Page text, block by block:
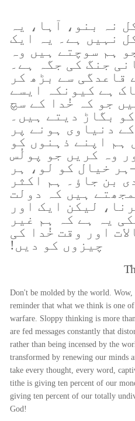
نہ بنو، آہا، یہ
نہیں ہے۔ یہ ایک
ہم سوچتے ہیں وہ
جنگ کی جگہ ہے۔
قاعدگی سے بڑھ کر
ہے کیونکہ ایسے
جو کہ خُدا کے سچ
بگاڑ دیتے ہیں۔
دنیاوی ہونے پر
ہم اپنے ذہنوں کو
وہ کریں جو پولُس
خیال کو لو، ہر
بن جاؤ۔ ہم اکثر
ہیں کہ دولت
لیکن ایک اور
یہ ہے کہ ہم غیر
اور وقت خُدا کی
چیزوں کو دیں!
Don't be molded by the world.
reminder that what we think is one
warfare. Sloppy thinking is more
are fed messages constantly that
rather than being incensed by the
transformed by renewing our minds
take every thought, every word,
tithe is giving ten percent of our
giving ten percent of our totally
God!